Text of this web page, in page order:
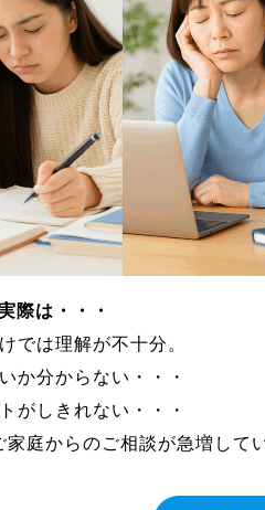
際は・・・
では理解が不十分。
か分からない・・・
がしきれない・・・
庭からのご相談が急増して